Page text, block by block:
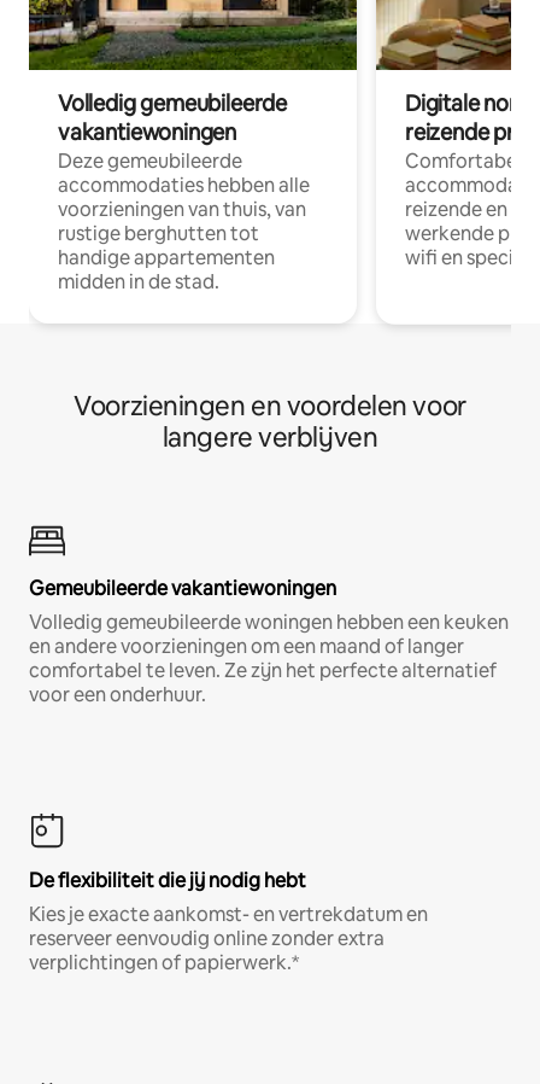
Volledig gemeubileerde
vakantiewoningen
Deze gemeubileerde
accommodaties hebben alle
voorzieningen van thuis, van
rustige berghutten tot
handige appartementen
midden in de stad.
Digitale
reizende
Comfortabele
reizende en
werkende
wifi en
Voorzieningen en voordelen voor
langere verblijven
Gemeubileerde vakantiewoningen
Volledig gemeubileerde woningen hebben een keuken
en andere voorzieningen om een maand of langer
comfortabel te leven. Ze zijn het perfecte alternatief
voor een onderhuur.
De flexibiliteit die jij nodig hebt
Kies je exacte aankomst- en vertrekdatum en
reserveer eenvoudig online zonder extra
verplichtingen of papierwerk.*